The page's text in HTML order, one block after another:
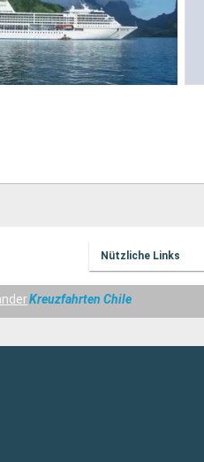
Nützliche Links
Kreuzfahrten Chile